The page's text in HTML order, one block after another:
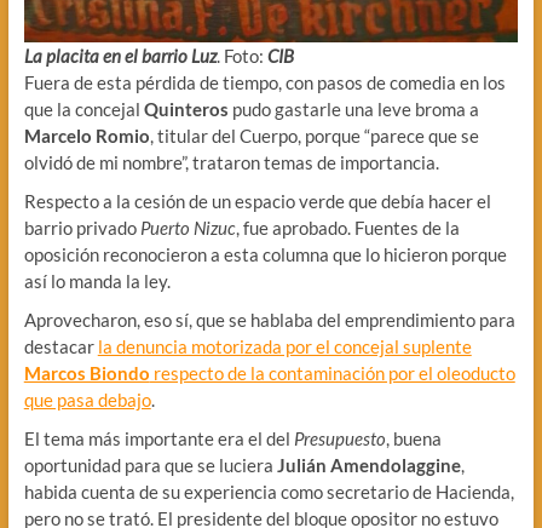
La placita en el barrio Luz. Foto: CIB
Fuera de esta pérdida de tiempo, con pasos de comedia en los
que la concejal Quinteros pudo gastarle una leve broma a
Marcelo Romio, titular del Cuerpo, porque “parece que se
olvidó de mi nombre”, trataron temas de importancia.
Respecto a la cesión de un espacio verde que debía hacer el
barrio privado Puerto Nizuc, fue aprobado. Fuentes de la
oposición reconocieron a esta columna que lo hicieron porque
así lo manda la ley.
Aprovecharon, eso sí, que se hablaba del emprendimiento para
destacar la denuncia motorizada por el concejal suplente
Marcos Biondo respecto de la contaminación por el oleoducto
que pasa debajo.
El tema más importante era el del Presupuesto, buena
oportunidad para que se luciera Julián Amendolaggine,
habida cuenta de su experiencia como secretario de Hacienda,
pero no se trató. El presidente del bloque opositor no estuvo